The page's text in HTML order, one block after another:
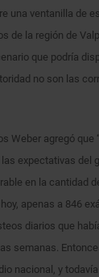
una ventanilla de
de la región de
que podría
no son las
Weber agregó
las expectativas del
en la cantidad
apenas a 846
diarios que
semanas.
nacional, y